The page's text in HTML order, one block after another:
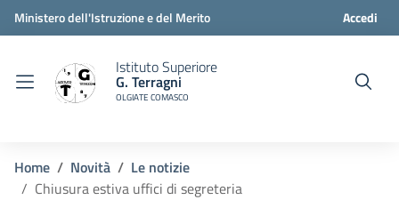
Ministero dell'Istruzione e del Merito Accedi
Istituto Superiore
G. Terragni
OLGIATE COMASCO
Home Novità
Le notizie
Chiusura estiva uffici di segreteria